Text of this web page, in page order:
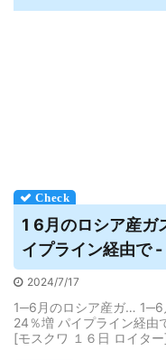
1 6月のロシア産ガ
イプライン経由で
2024/7/17
1─6月のロシア産ガ… 1─6
24％増 パイプライン経
[モスクワ １６日 ロイタ